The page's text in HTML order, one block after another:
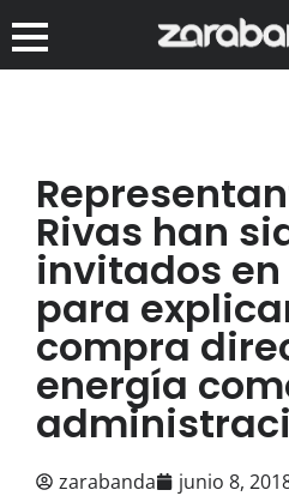
Rivas han
invitados en
para
compra
energía
zarabanda junio 8,